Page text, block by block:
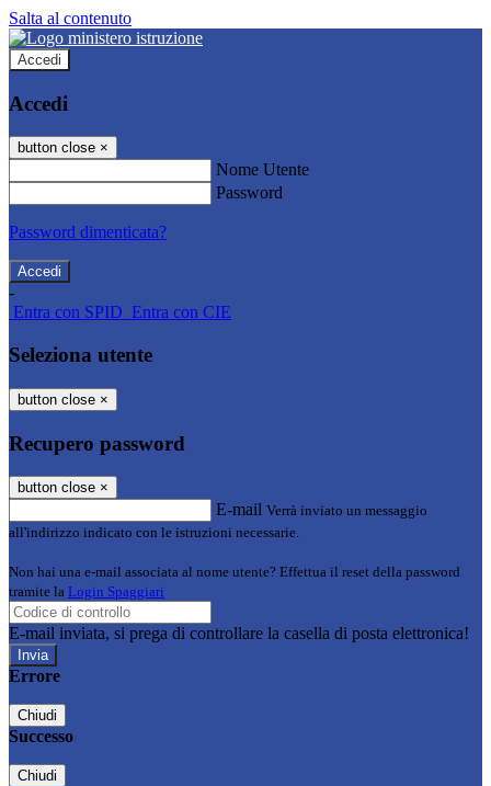
Salta al contenuto
Accedi
Accedi
button close ×
Nome Utente
Password
Password dimenticata?
-
Entra con SPID Entra con CIE
Seleziona utente
button close ×
Recupero password
button close ×
E-mail Verrà inviato un messaggio
all'indirizzo indicato con le istruzioni necessarie.
Non hai una e-mail associata al nome utente? Effettua il reset della password
tramite la Login Spaggiari
E-mail inviata, si prega di controllare la casella di posta elettronica!
Errore
Chiudi
Successo
Chiudi